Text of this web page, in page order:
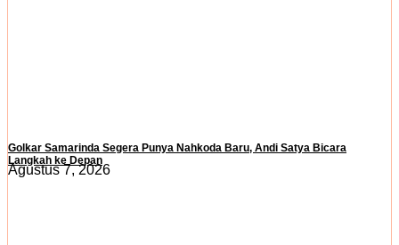
Golkar Samarinda Segera Punya Nahkoda Baru, Andi Satya Bicara
Langkah ke Depan
Agustus 7, 2026